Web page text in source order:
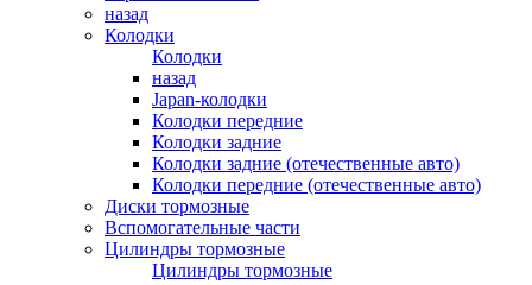
назад
Колодки
Колодки
назад
Japan-колодки
Колодки передние
Колодки задние
Колодки задние (отечественные авто)
Колодки передние (отечественные авто)
Диски тормозные
Вспомогательные части
Цилиндры тормозные
Цилиндры тормозные